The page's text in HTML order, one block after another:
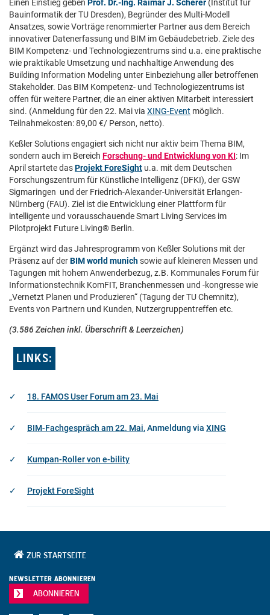
Einen Einstieg geben Prof. Dr.-Ing. Raimar J. Scherer (Institut für
Bauinformatik der TU Dresden), Begründer des Multi-Modell
Ansatzes, sowie Vorträge renommierter Partner aus dem Bereich
innovativer Datenerfassung und BIM im Gebäudebetrieb. Ziele des
BIM Kompetenz- und Technologiezentrums sind u.a. eine praktische
wie praktikable Umsetzung und nachhaltige Anwendung des
Building Information Modeling unter Einbeziehung aller betroffenen
Stakeholder. Das BIM Kompetenz- und Technologiezentrums ist
offen für weitere Partner, die an einer aktiven Mitarbeit interessiert
sind. (Anmeldung für den 22. Mai via XING-Event möglich.
Teilnahmekosten: 89,00 €/ Person, netto).
Keßler Solutions engagiert sich nicht nur aktiv beim Thema BIM,
sondern auch im Bereich Forschung- und Entwicklung von KI: Im
April startete dasProjekt ForeSight u.a. mit dem Deutschen
Forschungszentrum für Künstliche Intelligenz (DFKI), der GSW
Sigmaringen und der Friedrich-Alexander-Universität Erlangen-
Nürnberg (FAU). Ziel ist die Entwicklung einer Plattform für
intelligente und vorausschauende Smart Living Services im
Pilotprojekt Future Living® Berlin.
Ergänzt wird das Jahresprogramm von Keßler Solutions mit der
Präsenz auf derBIM world munichsowie auf kleineren Messen und
Tagungen mit hohem Anwenderbezug, z.B. Kommunales Forum für
Informationstechnik KomFIT, Branchenmessen und -kongresse wie
„Vernetzt Planen und Produzieren“ (Tagung der TU Chemnitz),
Events von Partnern und Kunden, Nutzergruppentreffen etc.
(3.586 Zeichen inkl. Überschrift & Leerzeichen)
LINKS:
18. FAMOS User Forum am 23. Mai
BIM-Fachgespräch am 22. Mai, Anmeldung via XING
Kumpan-Roller von e-bility
Projekt ForeSight
ZUR STARTSEITE
NEWSLETTER ABONNIEREN
ABONNIEREN